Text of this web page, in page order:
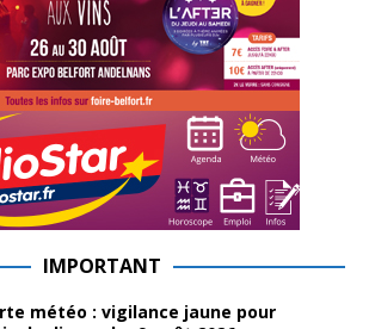
IMPORTANT
météo : vigilance jaune pour